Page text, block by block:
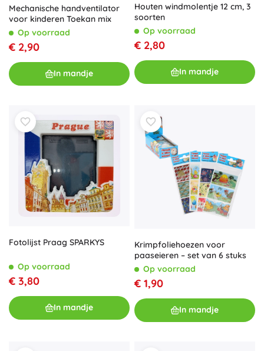
Mechanische handventilator
voor kinderen Toekan mix
Op voorraad
€ 2,90
In mandje
Houten windmolentje 12 cm, 3
soorten
Op voorraad
€ 2,80
In mandje
Fotolijst Praag SPARKYS
Op voorraad
€ 3,80
In mandje
Krimpfoliehoezen voor
paaseieren – set van 6 stuks
Op voorraad
€ 1,90
In mandje